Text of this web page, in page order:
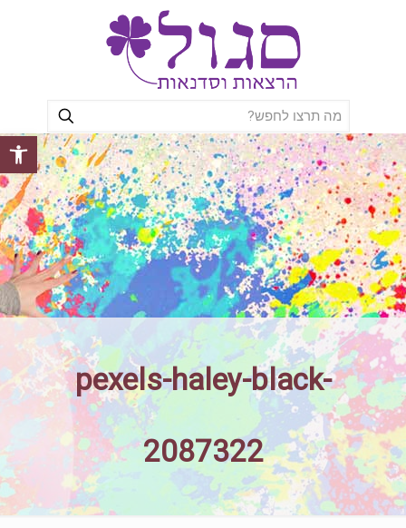
פתח
pexels-haley-black-
2087322